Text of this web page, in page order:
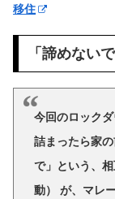
移住
「諦めない
今回のロック
詰まったら家
で」 という、
動） が、マレ